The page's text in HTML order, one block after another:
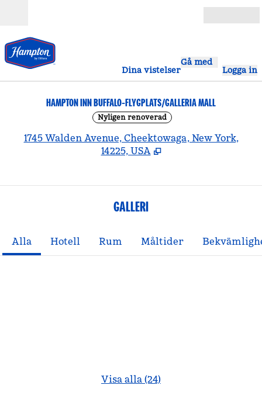
Dina vistelser
Gå med
Logga in
HAMPTON INN BUFFALO-FLYGPLATS/GALLERIA MALL
Nyligen renoverad
1745 Walden Avenue, Cheektowaga, New York,
14225, USA
GALLERI
Alla Hotell Rum Måltider
Visa alla (24)